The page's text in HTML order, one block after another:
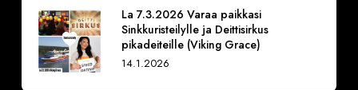
La 7.3.2026 Varaa paikkasi
Sinkkuristeilylle ja Deittisirkus
pikadeiteille (Viking Grace)
14.1.2026